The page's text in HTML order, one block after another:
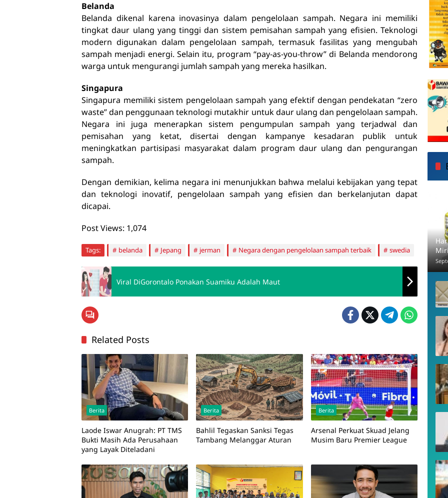
Belanda
Belanda dikenal karena inovasinya dalam pengelolaan sampah. Negara ini memiliki
tingkat daur ulang yang tinggi dan sistem pemisahan sampah yang efisien. Teknologi
modern digunakan dalam pengelolaan sampah, termasuk fasilitas yang mengubah
sampah menjadi energi. Selain itu, program “pay-as-you-throw” di Belanda mendorong
warga untuk mengurangi jumlah sampah yang mereka hasilkan.
Singapura
Singapura memiliki sistem pengelolaan sampah yang efektif dengan pendekatan “zero
waste” dan penggunaan teknologi mutakhir untuk daur ulang dan pengelolaan sampah.
Negara ini juga menerapkan sistem pengumpulan sampah yang terjadwal dan
pemisahan yang ketat, disertai dengan kampanye kesadaran publik untuk
meningkatkan partisipasi masyarakat dalam program daur ulang dan pengurangan
sampah.
Dengan demikian, kelima negara ini menunjukkan bahwa melalui kebijakan yang tepat
dan teknologi inovatif, pengelolaan sampah yang efisien dan berkelanjutan dapat
dicapai.
Post Views: 1,074
Tags: belanda Jepang jerman Negara dengan pengelolaan sampah terbaik swedia
Viral DiGorontalo Ponakan Suamiku Adalah Maut
Related Posts
Berita
Laode Iswar Anugrah: PT TMS
Bukti Masih Ada Perusahaan
yang Layak Diteladani
Berita
Bahlil Tegaskan Sanksi Tegas
Tambang Melanggar Aturan
Berita
Arsenal Perkuat Skuad Jelang
Musim Baru Premier League